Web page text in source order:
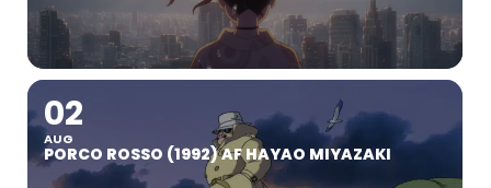
02
AUG
PORCO ROSSO (1992) AF HAYAO MIYAZAKI